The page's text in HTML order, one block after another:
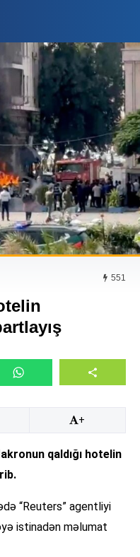
551
+
qaldığı hotelin
“Reuters” agentliyi
istinadən məlumat